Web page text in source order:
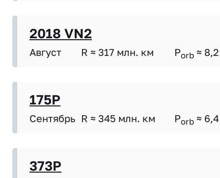
2018 VN2
Август R ≈ 317 млн. км Porb ≈ 8,2
175P
Сентябрь R ≈ 345 млн. км Porb ≈ 6,4
373P